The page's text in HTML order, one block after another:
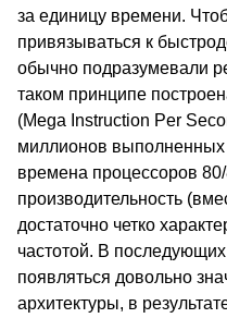
за единицу времени.
привязываться к
обычно подразумевали
таком принципе
(Mega Instruction Per
миллионов выполненных
времена процессоров
производительность
достаточно четко
частотой. В
появляться довольно
архитектуры, в